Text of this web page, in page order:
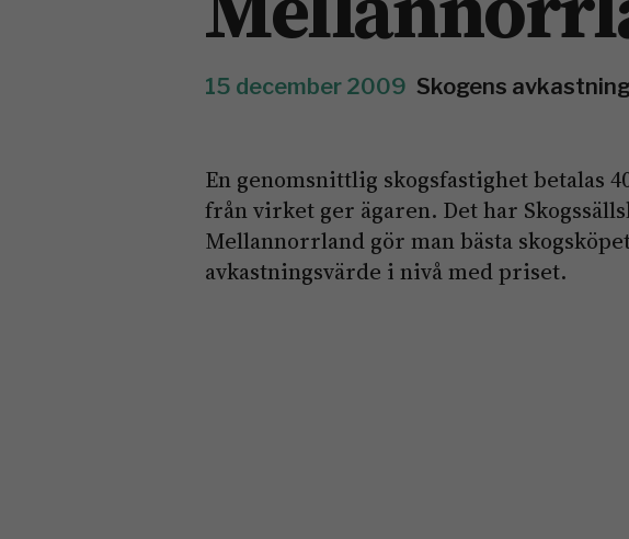
15 december 2009 Skogens
En genomsnittlig skogsfastighet betalas
från virket ger ägaren. Det har
Mellannorrland gör man bästa
avkastningsvärde i nivå med priset.